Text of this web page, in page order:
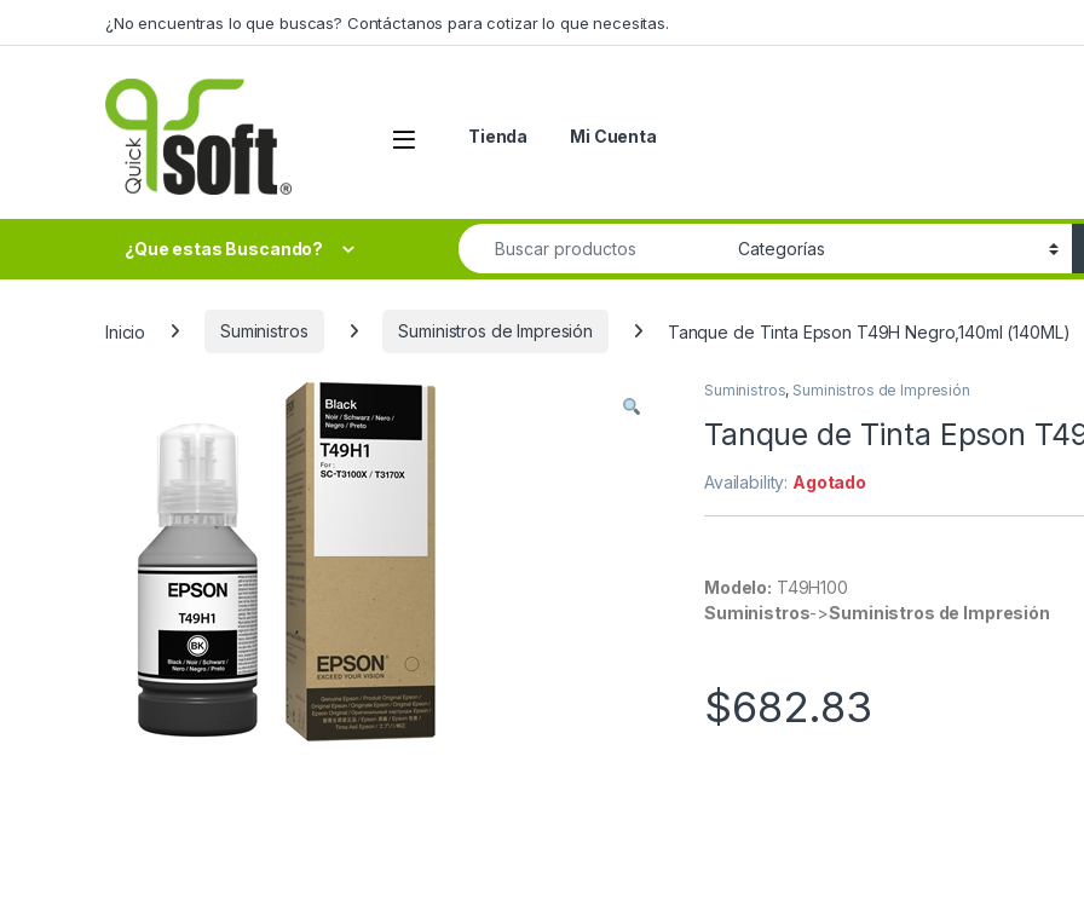
¿No encuentras lo que buscas? Contáctanos para cotizar lo que necesitas.
Tienda Mi Cuenta
¿Que estas Buscando?
Search for:
Inicio Suministros Suministros de Impresión Tanque de Tinta Epson T49H Negro,140ml (140ML)
Suministros, Suministros de Impresión
Tanque de Tinta Epson
Availability: Agotado
Modelo: T49H100
Suministros->Suministros de Impresión
$682.83